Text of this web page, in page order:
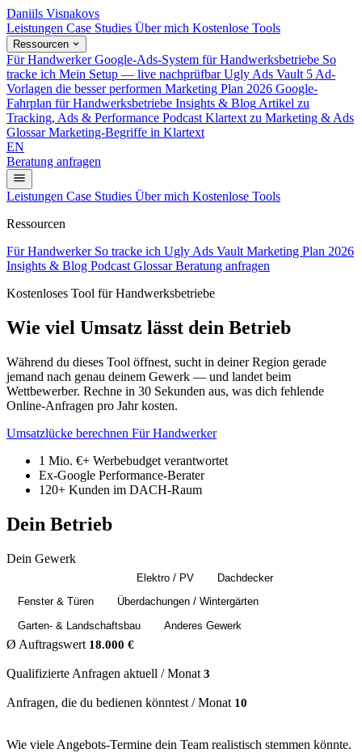
Daniils Visnakovs
Leistungen Case Studies Über mich Kostenlose Tools
Ressourcen
Für Handwerker Google-Ads-System für Handwerksbetriebe So
tracke ich Mein Setup — live nachprüfbar Ugly Ads Vault 5 Ad-
Vorlagen die besser performen Marketing Plan 2026 Google-
Fahrplan für Handwerksbetriebe Insights & Blog Artikel zu
Tracking, Ads & Performance Podcast Klartext zu Marketing & Ads
Glossar Marketing-Begriffe in Klartext
EN
Beratung anfragen
Leistungen Case Studies Über mich Kostenlose Tools
Ressourcen
Für Handwerker So tracke ich Ugly Ads Vault Marketing Plan 2026
Insights & Blog Podcast GlossarBeratung anfragen
Kostenloses Tool für Handwerksbetriebe
Wie viel Umsatz lässt dein Betrieb
Während du dieses Tool öffnest, sucht in deiner Region gerade
jemand nach genau deinem Gewerk — und landet beim
Wettbewerber. Rechne in 30 Sekunden aus, was dich fehlende
Online-Anfragen pro Jahr kosten.
Umsatzlücke berechnen Für Handwerker
1 Mio. €+ Werbebudget verantwortet
Ex-Google Performance-Berater
120+ Kunden im DACH-Raum
Dein Betrieb
Dein Gewerk
Elektro / PV
Dachdecker
Fenster & Türen
Überdachungen / Wintergärten
Garten- & Landschaftsbau
Anderes Gewerk
Ø Auftragswert 18.000 €
Qualifizierte Anfragen aktuell / Monat 3
Anfragen, die du bedienen könntest / Monat 10
Wie viele Angebots-Termine dein Team realistisch stemmen könnte.